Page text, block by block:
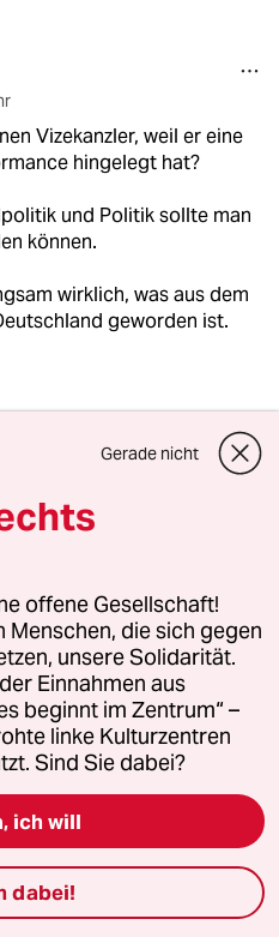
Vizekanzler, weil er eine
hingelegt hat?
und Politik sollte man
können.
wirklich, was aus dem
geworden ist.
hin - oder zu spät
auch wieder
es ausschließlich
Journalismus
Zeitung nicht zu 100%
widergespiegelt
gibt es ja die
sie die uns dann
wie es wirklich ist.
Gerade nicht
offene Gesellschaft!
die sich gegen
unsere Solidarität.
Einnahmen aus
beginnt im Zentrum“ –
linke Kulturzentren
Sind Sie dabei?
ich will
dabei!